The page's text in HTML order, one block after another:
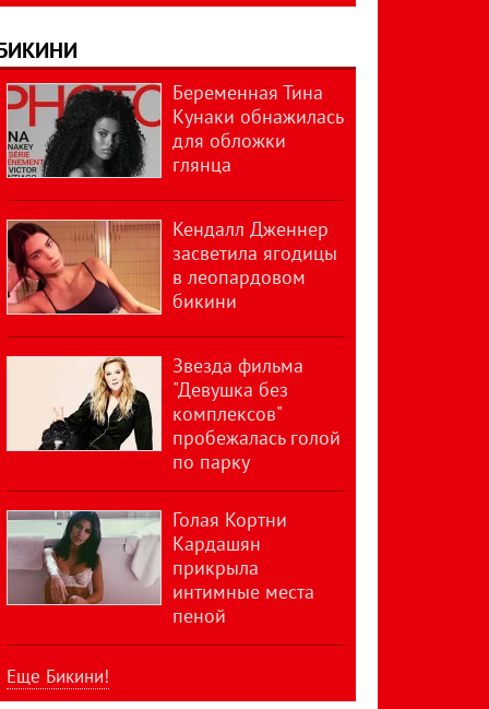
Беременная Тина
Кунаки обнажилась
для обложки
глянца
Кендалл Дженнер
засветила ягодицы
в леопардовом
бикини
Звезда фильма
"Девушка без
комплексов"
пробежалась голой
по парку
Голая Кортни
Кардашян
прикрыла
интимные места
пеной
Еще Бикини!